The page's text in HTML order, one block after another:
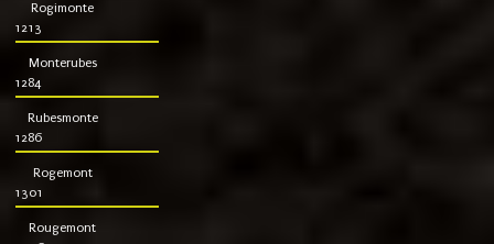
Rogimonte
1213
Monterubes
1284
Rubesmonte
1286
Rogemont
1301
Rougemont